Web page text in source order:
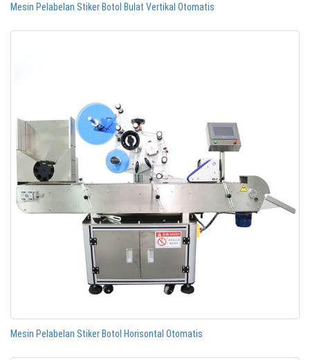
Mesin Pelabelan Stiker Botol Bulat Vertikal Otomatis
Mesin Pelabelan Stiker Botol Horisontal Otomatis